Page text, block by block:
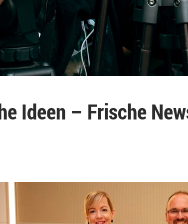
Ideen – Frische